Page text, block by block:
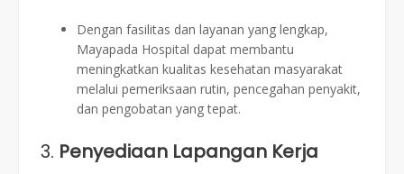
Dengan fasilitas dan layanan yang lengkap,
Mayapada Hospital dapat membantu
meningkatkan kualitas kesehatan masyarakat
melalui pemeriksaan rutin, pencegahan penyakit,
dan pengobatan yang tepat.
3. Penyediaan Lapangan Kerja